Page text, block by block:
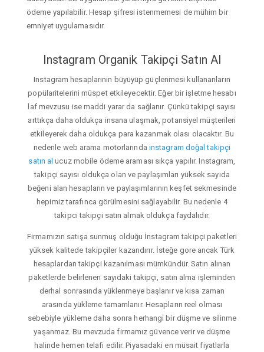
ödeme yapılabilir. Hesap şifresi istenmemesi de mühim bir
emniyet uygulamasıdır.
Instagram Organik Takipçi Satın Al
Instagram hesaplarının büyüyüp güçlenmesi kullananların
popülaritelerini müspet etkileyecektir. Eğer bir işletme hesabı
laf mevzusu ise maddi yarar da sağlanır. Çünkü takipçi sayısı
arttıkça daha oldukça insana ulaşmak, potansiyel müşterileri
etkileyerek daha oldukça para kazanmak olası olacaktır. Bu
nedenle web arama motorlarında instagram doğal takipçi
satın al ucuz mobile ödeme araması sıkça yapılır. Instagram,
takipçi sayısı oldukça olan ve paylaşımları yüksek sayıda
beğeni alan hesapların ve paylaşımlarının keşfet sekmesinde
hepimiz tarafınca görülmesini sağlayabilir. Bu nedenle 4
takipci takipçi satın almak oldukça faydalıdır.
Firmamızın satışa sunmuş olduğu İnstagram takipçi paketleri
yüksek kalitede takipçiler kazandırır. İsteğe gore ancak Türk
hesaplardan takipçi kazanılması mümkündür. Satın alınan
paketlerde belirlenen sayıdaki takipçi, satın alma işleminden
derhal sonrasında yüklenmeye başlanır ve kısa zaman
arasında yükleme tamamlanır. Hesapların reel olması
sebebiyle yükleme daha sonra herhangi bir düşme ve silinme
yaşanmaz. Bu mevzuda firmamız güvence verir ve düşme
halinde hemen telafi edilir. Piyasadaki en müsait fiyatlarla